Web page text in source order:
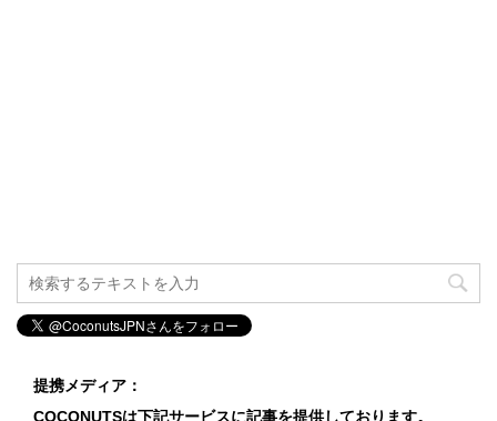
提携メディア：
COCONUTSは下記サービスに記事を提供しております。